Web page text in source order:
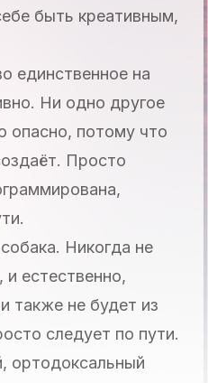
быть креативным,
единственное на
Ни одно другое
опасно, потому что
Просто
Никогда не
естественно,
также не будет из
следует по пути.
ортодоксальный